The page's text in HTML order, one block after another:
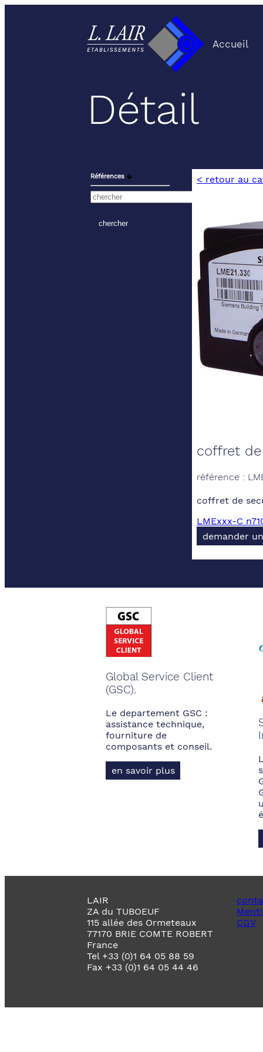
Accueil
Détail
Références ⬙ < retour au
coffret
référence :
coffret de
LMExxx-C
demander
Global Service Client
(GSC).
Le departement GSC :
assistance technique,
fourniture de
composants et conseil.
en savoir plus
LAIR
ZA du TUBOEUF
115 allée des Ormeteaux
77170 BRIE COMTE ROBERT
France
Tel +33 (0)1 64 05 88 59
Fax +33 (0)1 64 05 44 46
CGV